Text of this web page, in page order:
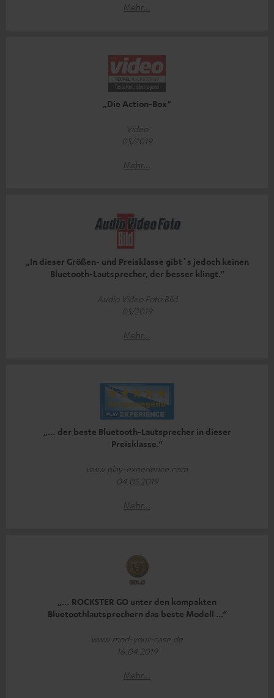
Mehr...
„Die Action-Box“
Video
05/2019
Mehr...
„In dieser Größen- und Preisklasse gibt`s jedoch keinen
Bluetooth-Lautsprecher, der besser klingt.“
Audio Video Foto Bild
05/2019
Mehr...
„… der beste Bluetooth-Lautsprecher in dieser
Preisklasse.“
www.play-experience.com
04.05.2019
Mehr...
„… ROCKSTER GO unter den kompakten
Bluetoothlautsprechern das beste Modell ...“
www.mod-your-case.de
16.04.2019
Mehr...